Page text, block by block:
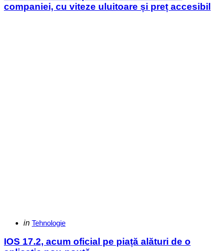
companiei, cu viteze uluitoare și preț accesibil
Categories
Posted
in Tehnologie
IOS 17.2, acum oficial pe piață alături de o